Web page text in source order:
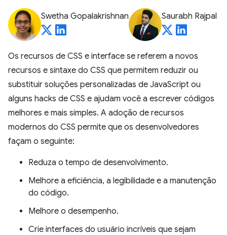
Swetha Gopalakrishnan Saurabh Rajpal
Os recursos de CSS e interface se referem a novos
recursos e sintaxe do CSS que permitem reduzir ou
substituir soluções personalizadas de JavaScript ou
alguns hacks de CSS e ajudam você a escrever códigos
melhores e mais simples. A adoção de recursos
modernos do CSS permite que os desenvolvedores
façam o seguinte:
Reduza o tempo de desenvolvimento.
Melhore a eficiência, a legibilidade e a manutenção
do código.
Melhore o desempenho.
Crie interfaces do usuário incríveis que sejam